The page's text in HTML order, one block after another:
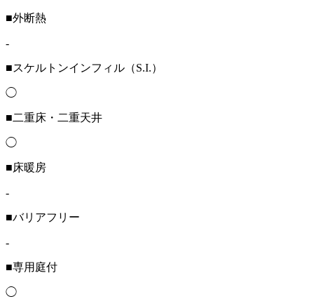
■外断熱
-
■スケルトンインフィル（S.I.）
◯
■二重床・二重天井
◯
■床暖房
-
■バリアフリー
-
■専用庭付
◯